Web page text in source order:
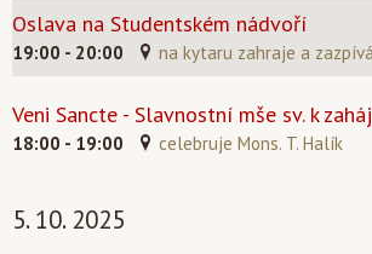
Oslava na Studentském nádvoří
19:00 - 20:00 na kytaru zahraje a
Veni Sancte - Slavnostní mše sv. k
18:00 - 19:00 celebruje Mons. T. Halík
5. 10. 2025